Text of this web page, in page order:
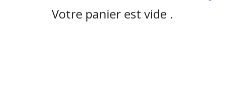
Votre panier est vide .